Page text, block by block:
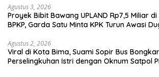
Agustus 3, 2026
Proyek Bibit Bawang UPLAND Rp7,5 Miliar
BPKP, Garda Satu Minta KPK Turun Awasi
Agustus 2, 2026
Viral di Kota Bima, Suami Sopir Bus
Perselingkuhan Istri dengan Oknum Satpol